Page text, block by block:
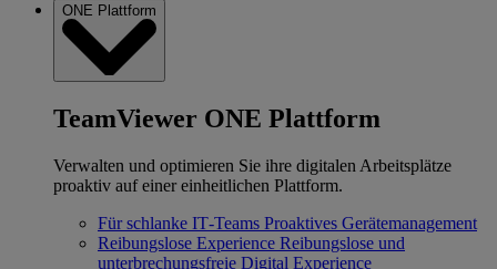
ONE Plattform
TeamViewer ONE Plattform
Verwalten und optimieren Sie ihre digitalen Arbeitsplätze
proaktiv auf einer einheitlichen Plattform.
Für schlanke IT‐Teams Proaktives Gerätemanagement
Reibungslose Experience Reibungslose und
unterbrechungsfreie Digital Experience